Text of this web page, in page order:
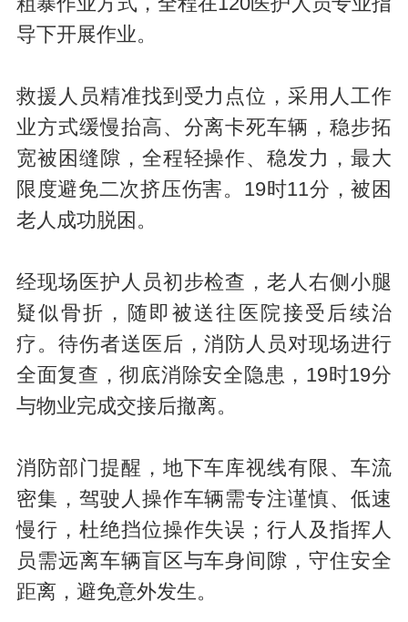
导下开展作业。
救援人员精准找到受力点位，采用人工作
业方式缓慢抬高、分离卡死车辆，稳步拓
宽被困缝隙，全程轻操作、稳发力，最大
限度避免二次挤压伤害。19时11分，被困
老人成功脱困。
经现场医护人员初步检查，老人右侧小腿
疑似骨折，随即被送往医院接受后续治
疗。待伤者送医后，消防人员对现场进行
全面复查，彻底消除安全隐患，19时19分
与物业完成交接后撤离。
消防部门提醒，地下车库视线有限、车流
密集，驾驶人操作车辆需专注谨慎、低速
慢行，杜绝挡位操作失误；行人及指挥人
员需远离车辆盲区与车身间隙，守住安全
距离，避免意外发生。